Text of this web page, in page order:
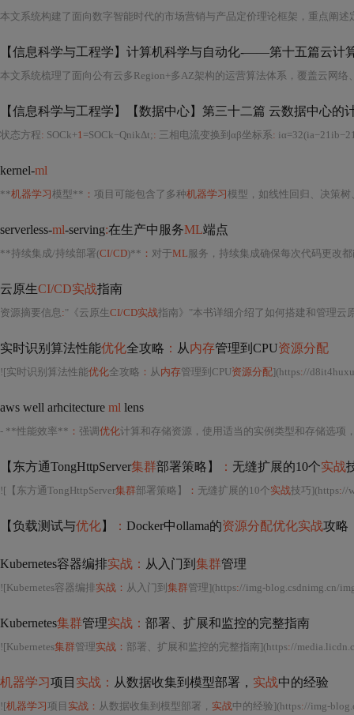
本文系统构建了面向数字智能时代的市场营销与产品定价理论框架，重点阐述
【信息科学与工程学】【数据中心】第三十二篇 云数据中心的
状态方程: SOCk+1​=SOCk​−Qn​ik​Δt​; : 三相电流变换到αβ坐标系: iα​=32​​(ia​−21​ib​−21​ic​), iβ​=32​​(23​​ib​−23​​ic​). 计算
kernel-ml
**机器学习模型** ： 项目可能包含了多种机器学习模型，如线性回归、决策树、随机森林、
serverless-ml-serving:在生产中服务ML端点
**持续集成/持续部署(CI/CD)** ： 对于ML 服务，持续集成确保每次代码更改都能自动测试和
云原生CI/CD实战指南
资源摘要信息:"《云原生CI/CD实战指南》"本书详细介绍了如何搭建和管理云
实时识别算法性能优化全攻略 ： 从内存管理到CPU资源分配
![实时识别算法性能优化全攻略 ： 从内存管理到CPU资源分配](https://d8it4huxumps7.cloudfront.net/uploads/images/
aws well arhcitecture ml lens
- **性能效率** ： 强调优化计算和存储资源，使用适当的实例类型和存储选项
【东方通TongHttpServer集群部署策略】 ： 无缝扩展的10个实战
![【东方通TongHttpServer集群部署策略】 ： 无缝扩展的10个实战技巧](https://
【负载测试与优化】 ： Docker中ollama的资源分配优化实战攻略
Kubernetes容器编排实战： 从入门到 集群管理
![Kubernetes容器编排 实战： 从入门到 集群管理](https://img-blog.csdnimg.cn/img_convert/e13fc6c39bd3c3711fc21927e9b5a184.jpeg)# 1. Kubernetes容器编排基础
Kubernetes集群管理实战： 部署、扩展和监控的完整指南
![Kubernetes集群管理实战： 部署、扩展和监控的完整指南](https://media.licdn.com/dms/image/
机器学习 项目 实战： 从数据收集到模型部署， 实战中的经验
![机器学习项目 实战： 从数据收集到模型部署， 实战中的经验](https://img-